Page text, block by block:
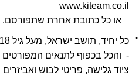
www.kiteam.co.il
או כל כתובת אחרת שתפורסם.
"
- והכל בכפוף לתנאים המפורטים
ציוד גלישה, פריטי לבוש